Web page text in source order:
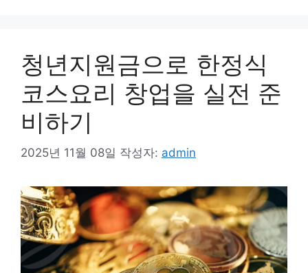
청년지원금으로 한정식
코스요리 창업을 실전 준
비하기
2025년 11월 08일 작성자: admin